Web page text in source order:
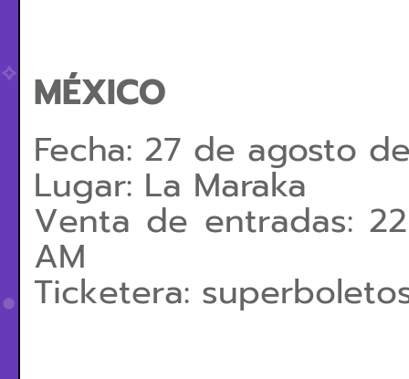
MÉXICO
Fecha: 27 de agosto
Lugar: La Maraka
Venta de entradas:
AM
Ticketera: